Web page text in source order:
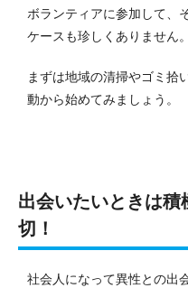
ボランティアに参加して、
ケースも珍しくありません。
まずは地域の清掃やゴミ拾
動から始めてみましょう。
出会いたいときは
切！
社会人になって異性との出